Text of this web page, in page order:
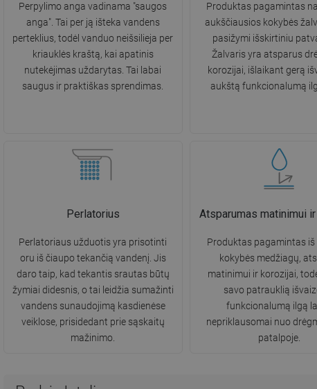
Perpylimo anga vadinama "saugos
anga". Tai per ją išteka vandens
perteklius, todėl vanduo neišsilieja per
kriauklės kraštą, kai apatinis
nutekėjimas uždarytas. Tai labai
saugus ir praktiškas sprendimas.
Produktas pagamintas
aukščiausios kokybės
pasižymi išskirtiniu
Žalvaris yra atsparus
korozijai, išlaikant gerą
aukštą funkcionalumą
Perlatorius
Perlatoriaus užduotis yra prisotinti
oru iš čiaupo tekančią vandenį. Jis
daro taip, kad tekantis srautas būtų
žymiai didesnis, o tai leidžia sumažinti
vandens sunaudojimą kasdienėse
veiklose, prisidedant prie sąskaitų
mažinimo.
Atsparumas matinimui
Produktas pagamintas
kokybės medžiagų,
matinimui ir korozijai,
savo patrauklią
funkcionalumą ilgą
nepriklausomai nuo
patalpoje.